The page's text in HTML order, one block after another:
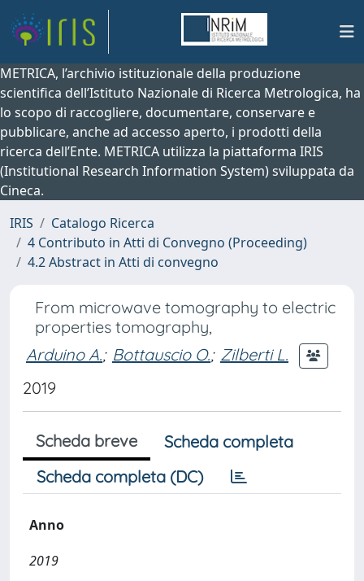
METRICA, l’archivio istituzionale della produzione
scientifica dell’Istituto Nazionale di Ricerca Metrologica, ha
lo scopo di raccogliere, documentare, conservare e
pubblicare, anche ad accesso aperto, i prodotti della
ricerca dell’Ente. METRICA utilizza la piattaforma IRIS
(Institutional Research Information System) sviluppata da
Cineca.
IRIS
Catalogo Ricerca
4 Contributo in Atti di Convegno (Proceeding)
4.2 Abstract in Atti di convegno
From microwave tomography to electric
properties tomography,
Arduino A.; Bottauscio O.; Zilberti L.
2019
Scheda breve
Scheda completa
Scheda completa (DC)
Anno
2019